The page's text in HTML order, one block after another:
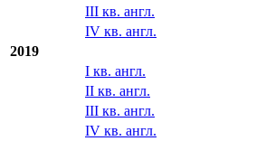
III кв. англ.
IV кв. англ.
2019
I кв. англ.
II кв. англ.
III кв. англ.
IV кв. англ.